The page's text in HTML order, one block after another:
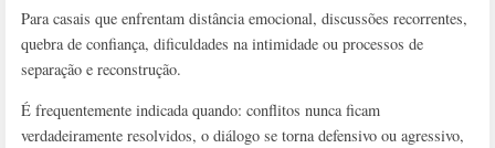
Para casais que enfrentam distância emocional, discussões recorrentes,
quebra de confiança, dificuldades na intimidade ou processos de
separação e reconstrução.
É frequentemente indicada quando: conflitos nunca ficam
verdadeiramente resolvidos, o diálogo se torna defensivo ou agressivo,